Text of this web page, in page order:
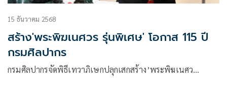
15 ธันวาคม 2568
สร้าง'พระพิฆเนศวร รุ่นพิเศษ' โอกาส 115 ปี
กรมศิลปากร
กรมศิลปากรจัดพิธีเทวาภิเษกปลุกเสกสร้าง’พระพิฆเนศว…